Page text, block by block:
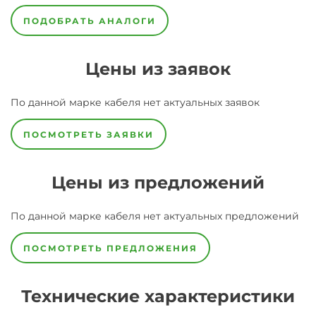
ПОДОБРАТЬ АНАЛОГИ
Цены из заявок
По данной марке кабеля нет актуальных заявок
ПОСМОТРЕТЬ ЗАЯВКИ
Цены из предложений
По данной марке кабеля нет актуальных предложений
ПОСМОТРЕТЬ ПРЕДЛОЖЕНИЯ
Технические характеристики